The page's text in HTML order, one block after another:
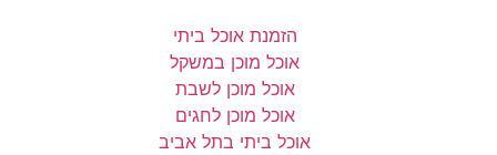
הזמנת אוכל ביתי
אוכל מוכן במשקל
אוכל מוכן לשבת
אוכל מוכן לחגים
אוכל ביתי בתל אביב